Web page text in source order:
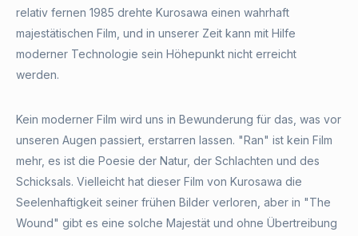
relativ fernen 1985 drehte Kurosawa einen wahrhaft
majestätischen Film, und in unserer Zeit kann mit Hilfe
moderner Technologie sein Höhepunkt nicht erreicht
werden.
Kein moderner Film wird uns in Bewunderung für das, was vor
unseren Augen passiert, erstarren lassen. "Ran" ist kein Film
mehr, es ist die Poesie der Natur, der Schlachten und des
Schicksals. Vielleicht hat dieser Film von Kurosawa die
Seelenhaftigkeit seiner frühen Bilder verloren, aber in "The
Wound" gibt es eine solche Majestät und ohne Übertreibung